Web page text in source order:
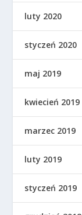
luty 2020
styczeń 2020
maj 2019
kwiecień 2019
marzec 2019
luty 2019
styczeń 2019